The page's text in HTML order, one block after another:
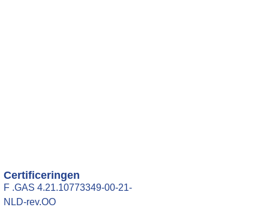
Certificeringen
F .GAS 4.21.10773349-00-21-
NLD-rev.OO